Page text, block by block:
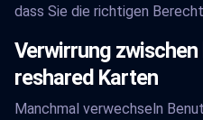
dass Sie die richtigen
Verwirrung
reshared Karten
Manchmal verwechseln